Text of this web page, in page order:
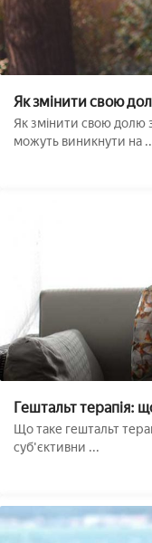
Як змінити свою
Як змінити свою долю
можуть виникнути на
Гештальт терапія:
Що таке гештальт
суб'єктивни ...